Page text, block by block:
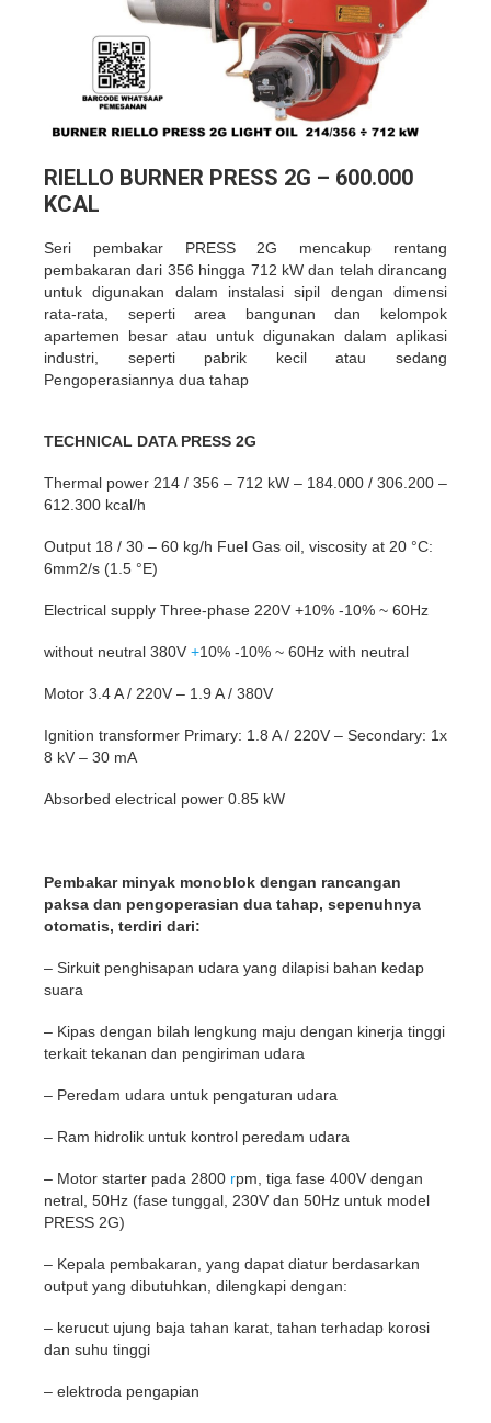
RIELLO BURNER PRESS 2G – 600.000
KCAL
Seri pembakar PRESS 2G mencakup rentang
pembakaran dari 356 hingga 712 kW dan telah dirancang
untuk digunakan dalam instalasi sipil dengan dimensi
rata-rata, seperti area bangunan dan kelompok
apartemen besar atau untuk digunakan dalam aplikasi
industri, seperti pabrik kecil atau sedang
Pengoperasiannya dua tahap
TECHNICAL DATA PRESS 2G
Thermal power 214 / 356 – 712 kW – 184.000 / 306.200 –
612.300 kcal/h
Output 18 / 30 – 60 kg/h Fuel Gas oil, viscosity at 20 °C:
6mm2/s (1.5 °E)
Electrical supply Three-phase 220V +10% -10% ~ 60Hz
without neutral 380V +10% -10% ~ 60Hz with neutral
Motor 3.4 A / 220V – 1.9 A / 380V
Ignition transformer Primary: 1.8 A / 220V – Secondary: 1x
8 kV – 30 mA
Absorbed electrical power 0.85 kW
Pembakar minyak monoblok dengan rancangan
paksa dan pengoperasian dua tahap, sepenuhnya
otomatis, terdiri dari:
– Sirkuit penghisapan udara yang dilapisi bahan kedap
suara
– Kipas dengan bilah lengkung maju dengan kinerja tinggi
terkait tekanan dan pengiriman udara
– Peredam udara untuk pengaturan udara
– Ram hidrolik untuk kontrol peredam udara
– Motor starter pada 2800 rpm, tiga fase 400V dengan
netral, 50Hz (fase tunggal, 230V dan 50Hz untuk model
PRESS 2G)
– Kepala pembakaran, yang dapat diatur berdasarkan
output yang dibutuhkan, dilengkapi dengan:
– kerucut ujung baja tahan karat, tahan terhadap korosi
dan suhu tinggi
– elektroda pengapian